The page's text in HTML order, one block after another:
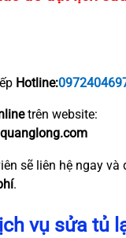
Hotline:
trên website:
sẽ liên hệ ngay và
.
vụ sửa tủ